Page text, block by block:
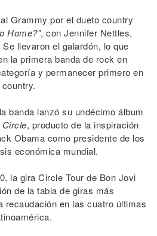
Grammy por el dueto country
Home?", con Jennifer Nettles,
llevaron el galardón, lo que
la primera banda de rock en
y permanecer primero en
banda lanzó su undécimo álbum
Circle, producto de la inspiración
Obama como presidente de los
económica mundial.
la gira Circle Tour de Bon Jovi
de la tabla de giras más
recaudación en las cuatro últimas